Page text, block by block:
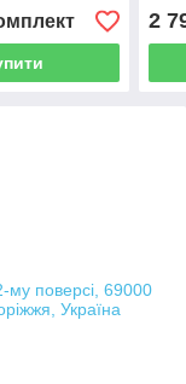
2
му поверсі, 69000
Україна